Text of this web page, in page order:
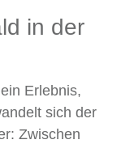
in der
Erlebnis,
sich der
Zwischen